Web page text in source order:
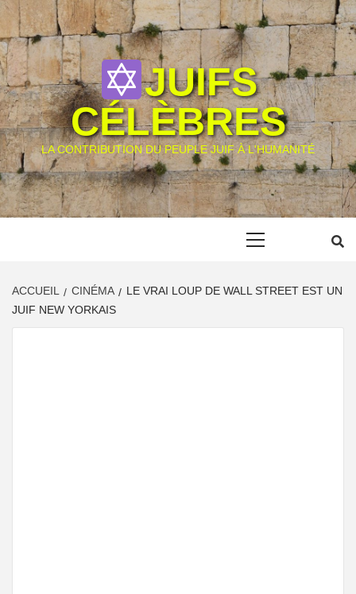
Skip
content
JUIFS
CÉLÈBRES
LA CONTRIBUTION DU PEUPLE JUIF À L'HUMANITÉ
ACCUEIL CINÉMA
LE VRAI LOUP DE WALL STREET EST UN
JUIF NEW YORKAIS